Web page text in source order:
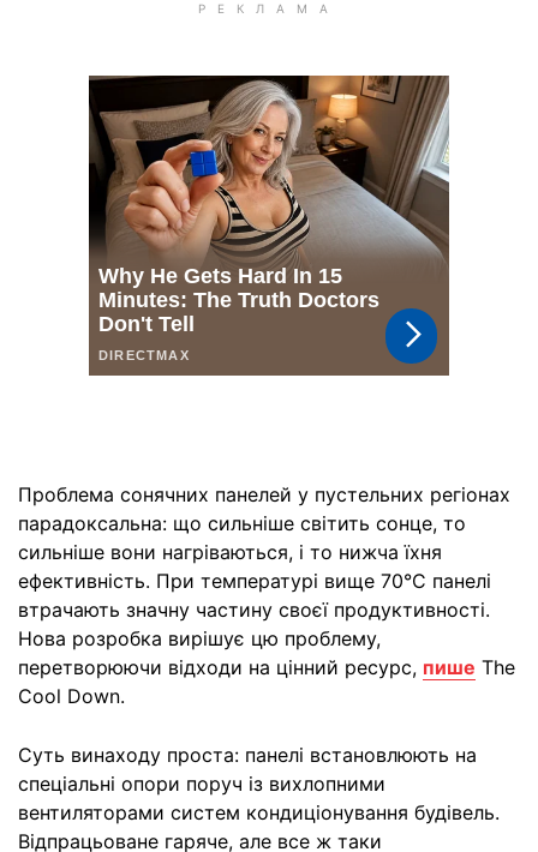
Проблема сонячних панелей у пустельних регіонах
парадоксальна: що сильніше світить сонце, то
сильніше вони нагріваються, і то нижча їхня
ефективність. При температурі вище 70°C панелі
втрачають значну частину своєї продуктивності.
Нова розробка вирішує цю проблему,
перетворюючи відходи на цінний ресурс, пише The
Cool Down.
Суть винаходу проста: панелі встановлюють на
спеціальні опори поруч із вихлопними
вентиляторами систем кондиціонування будівель.
Відпрацьоване гаряче, але все ж таки